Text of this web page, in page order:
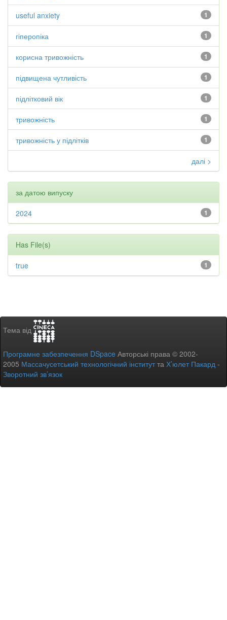
1
useful anxiety
1
гіперопіка
1
корисна тривожність
1
підвищена чутливість
1
підлітковий вік
1
тривожність
1
тривожність у підлітків
далі >
за датою випуску
1
2024
Has File(s)
1
true
Тема від
Програмне забезпечення DSpace Авторські права © 2002-
2005 Массачусетський технологічний інститутта Х’юлет Пакард -
Зворотний зв’язок